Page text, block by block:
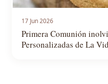
17 Jun 2026
Primera Comunión
Personalizadas de La